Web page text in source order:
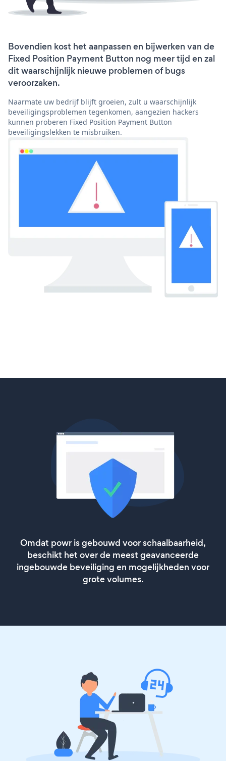
Bovendien kost het aanpassen en bijwerken van de
Fixed Position Payment Button nog meer tijd en zal
dit waarschijnlijk nieuwe problemen of bugs
veroorzaken.
Naarmate uw bedrijf blijft groeien, zult u waarschijnlijk
beveiligingsproblemen tegenkomen, aangezien hackers
kunnen proberen Fixed Position Payment Button
beveiligingslekken te misbruiken.
Omdat powr is gebouwd voor schaalbaarheid,
beschikt het over de meest geavanceerde
ingebouwde beveiliging en mogelijkheden voor
grote volumes.